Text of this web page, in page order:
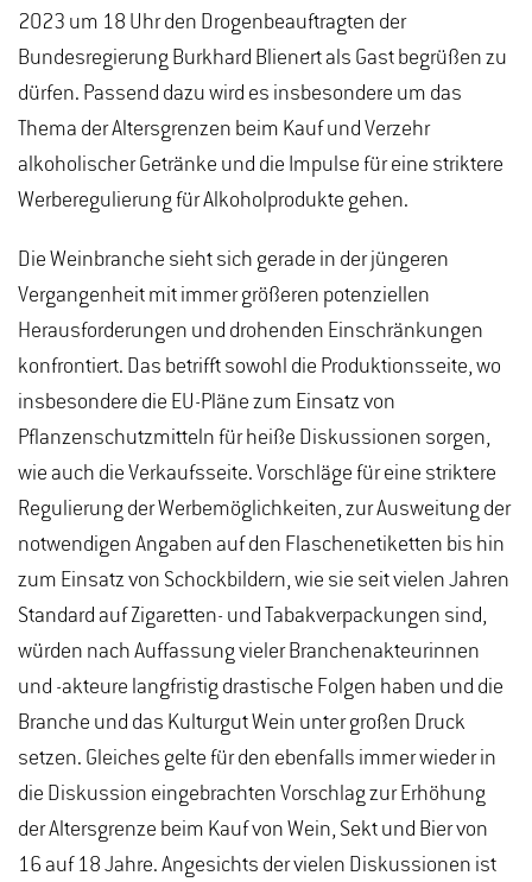
2023 um 18 Uhr den Drogenbeauftragten der
Bundesregierung Burkhard Blienert als Gast begrüßen zu
dürfen. Passend dazu wird es insbesondere um das
Thema der Altersgrenzen beim Kauf und Verzehr
alkoholischer Getränke und die Impulse für eine striktere
Werberegulierung für Alkoholprodukte gehen.
Die Weinbranche sieht sich gerade in der jüngeren
Vergangenheit mit immer größeren potenziellen
Herausforderungen und drohenden Einschränkungen
konfrontiert. Das betrifft sowohl die Produktionsseite, wo
insbesondere die EU-Pläne zum Einsatz von
Pflanzenschutzmitteln für heiße Diskussionen sorgen,
wie auch die Verkaufsseite. Vorschläge für eine striktere
Regulierung der Werbemöglichkeiten, zur Ausweitung der
notwendigen Angaben auf den Flaschenetiketten bis hin
zum Einsatz von Schockbildern, wie sie seit vielen Jahren
Standard auf Zigaretten- und Tabakverpackungen sind,
würden nach Auffassung vieler Branchenakteurinnen
und -akteure langfristig drastische Folgen haben und die
Branche und das Kulturgut Wein unter großen Druck
setzen. Gleiches gelte für den ebenfalls immer wieder in
die Diskussion eingebrachten Vorschlag zur Erhöhung
der Altersgrenze beim Kauf von Wein, Sekt und Bier von
16 auf 18 Jahre. Angesichts der vielen Diskussionen ist